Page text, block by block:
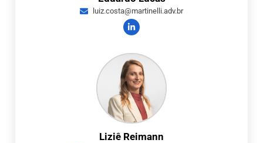
luiz.costa@martinelli.adv.br
Liziê Reimann